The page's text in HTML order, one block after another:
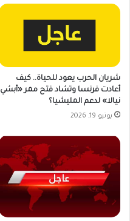
شريان الحرب يعود للحياة.. كيف
أعادت فرنسا وتشاد فتح ممر «أبشي
نيالا» لدعم المليشيا؟
يونيو 19, 2026